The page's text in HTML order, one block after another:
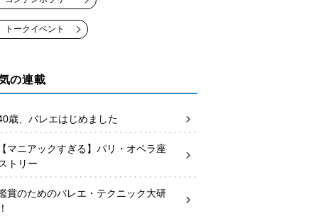
トークイベント
の連載
歳、バレエはじめました
【マニアックすぎる】パリ・オペラ座
トリー
賞のためのバレエ・テクニック大研